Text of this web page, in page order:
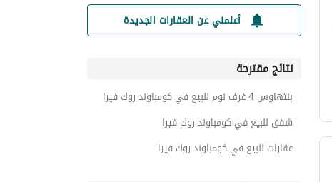
أعلمني عن العقارات الجديدة
نتائج مقترحة
بنتهاوس 4 غرف نوم للبيع في كومباوند روك فيرا
شقق للبيع في كومباوند روك فيرا
عقارات للبيع في كومباوند روك فيرا